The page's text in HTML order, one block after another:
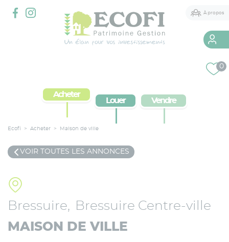
À propos
2 agences à votre service
0
Acheter
Louer Vendre
Ecofi > Acheter > Maison de ville
VOIR TOUTES LES ANNONCES
MAISON DE VILLE
Bressuire Bressuire Centre-ville